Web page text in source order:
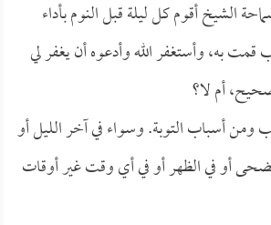
الشيخ أقوم كل ليلة قبل النوم بأداء
به، وأستغفر الله وأدعوه أن يغفر لي
أم لا؟
أسباب التوبة. وسواء في آخر الليل أو
أو في الظهر أو في أي وقت غير أوقات